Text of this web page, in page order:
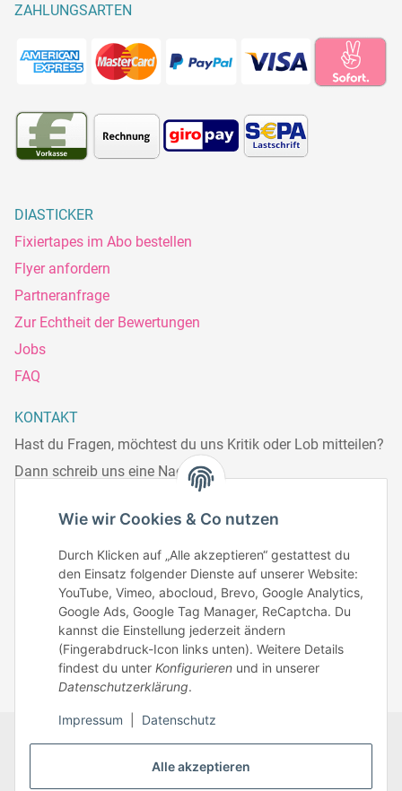
Alle akzeptieren
Wie wir Cookies & Co nutzen
Durch Klicken auf „Alle akzeptieren“ gestattest du
den Einsatz folgender Dienste auf unserer Website:
YouTube, Vimeo, abocloud, Brevo, Google Analytics,
Google Ads, Google Tag Manager, ReCaptcha. Du
kannst die Einstellung jederzeit ändern
(Fingerabdruck-Icon links unten). Weitere Details
findest du unter Konfigurieren und in unserer
Datenschutzerklärung.
Impressum Datenschutz
ZAHLUNGSARTEN
DIASTICKER
Fixiertapes im Abo bestellen
Flyer anfordern
Partneranfrage
Zur Echtheit der Bewertungen
Jobs
FAQ
KONTAKT
Hast du Fragen, möchtest du uns Kritik oder Lob mitteilen?
Dann schreib uns eine Nachricht.
Telefonisch erreichst du uns:
Telefonnr.: 0951/70045771
Zum Kontakt
Datenschutz AGB
Zahlungsmöglichkeiten
Versandinformationen